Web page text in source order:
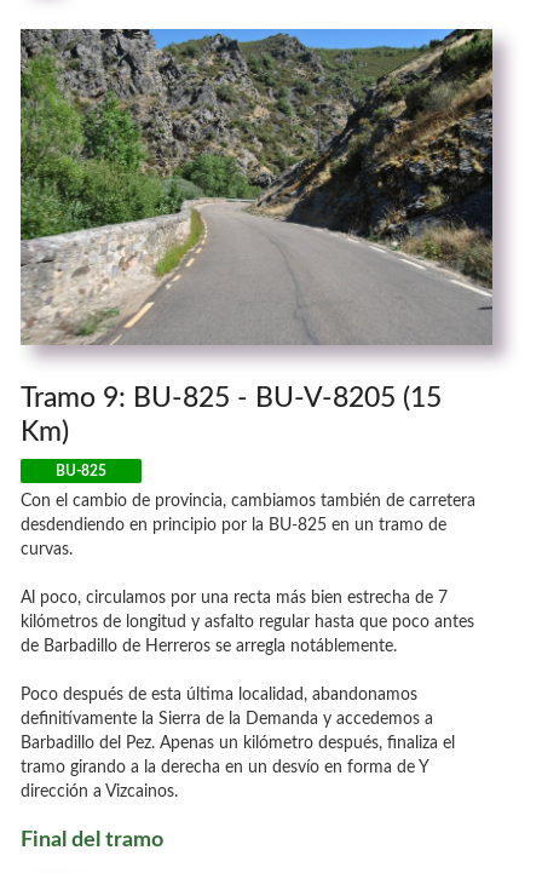
Tramo 9: BU-825 - BU-V-8205 (15
Km)
BU-825
Con el cambio de provincia, cambiamos también de carretera
desdendiendo en principio por la BU-825 en un tramo de
curvas.
Al poco, circulamos por una recta más bien estrecha de 7
kilómetros de longitud y asfalto regular hasta que poco antes
de Barbadillo de Herreros se arregla notáblemente.
Poco después de esta última localidad, abandonamos
definitívamente la Sierra de la Demanda y accedemos a
Barbadillo del Pez. Apenas un kilómetro después, finaliza el
tramo girando a la derecha en un desvío en forma de Y
dirección a Vizcainos.
Final del tramo